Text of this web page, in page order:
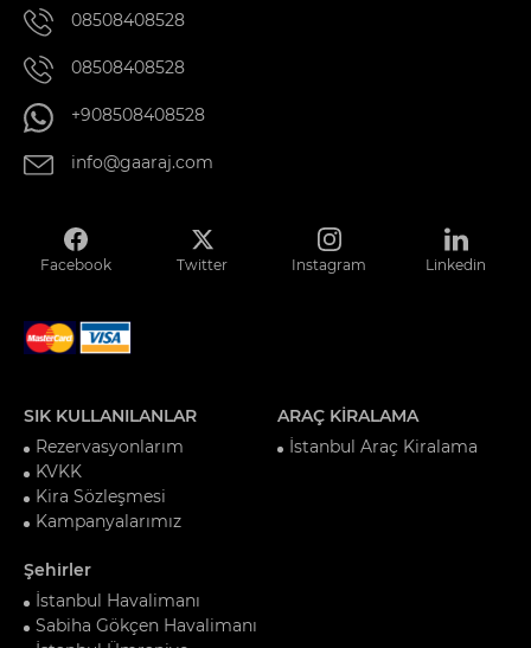
08508408528
08508408528
+908508408528
info@gaaraj.com
Facebook Twitter Instagram Linkedin
SIK KULLANILANLAR
Rezervasyonlarım
KVKK
Kira Sözleşmesi
Kampanyalarımız
ARAÇ KİRALAMA
İstanbul Araç Kiralama
Şehirler
İstanbul Havalimanı
Sabiha Gökçen Havalimanı